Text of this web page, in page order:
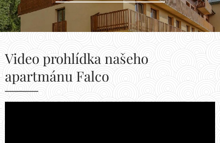
Video prohlídka našeho
apartmánu Falco